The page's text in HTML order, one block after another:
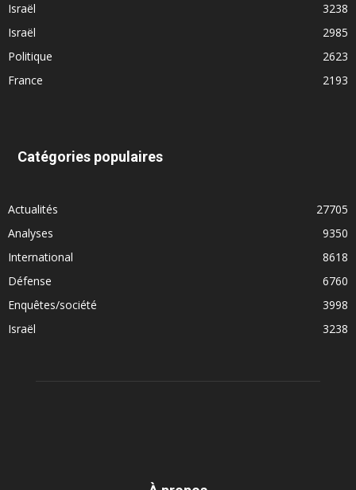
Israël
3238
Israël
2985
Politique
2623
France
2193
Catégories populaires
Actualités
27705
Analyses
9350
International
8618
Défense
6760
Enquêtes/société
3998
Israël
3238